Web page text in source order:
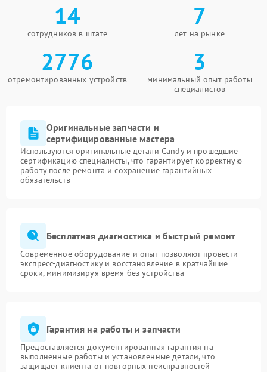
14
сотрудников в штате
7
лет на рынке
2776
отремонтированных устройств
3
минимальный опыт работы
специалистов
Оригинальные запчасти и
сертифицированные мастера
Используются оригинальные детали Candy и прошедшие
сертификацию специалисты, что гарантирует корректную
работу после ремонта и сохранение гарантийных
обязательств
Бесплатная диагностика и быстрый ремонт
Современное оборудование и опыт позволяют провести
экспресс-диагностику и восстановление в кратчайшие
сроки, минимизируя время без устройства
Гарантия на работы и запчасти
Предоставляется документированная гарантия на
выполненные работы и установленные детали, что
защищает клиента от повторных неисправностей